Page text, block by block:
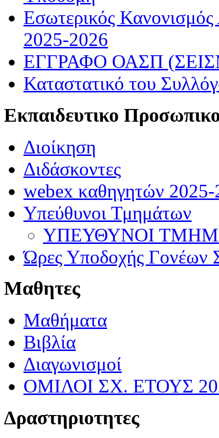
Εσωτερικός
2025-2026
ΕΓΓΡΑΦΟ ΟΑΣΠ
Καταστατικό του
Εκπαιδευτικο
Διοίκηση
Διδάσκοντες
webex καθηγητών
Υπεύθυνοι Τμημάτων
ΥΠΕΥΘΥΝΟΙ
Ώρες Υποδοχής Γονέων
Μαθητες
Μαθήματα
Βιβλία
Διαγωνισμοί
ΟΜΙΛΟΙ ΣΧ. ΕΤΟΥΣ
Δραστηριοτητες